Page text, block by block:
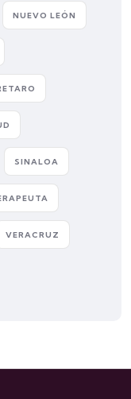
NUEVO LEÓN
SINALOA
VERACRUZ